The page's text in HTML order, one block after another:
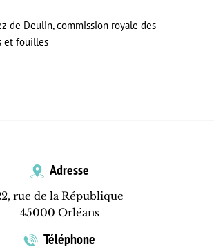
de Deulin, commission royale des
et fouilles
Adresse
rue de la République
45000 Orléans
Téléphone